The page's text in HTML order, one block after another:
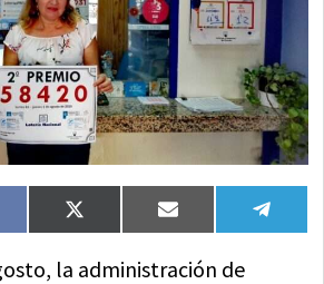
Compartir
en
X
(Twitter)
Compartir
en
Email
en
la administración de